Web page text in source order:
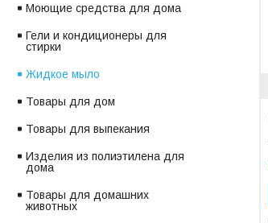
Моющие средства для дома
Гели и кондиционеры для
стирки
Жидкое мыло
Товары для дом
Товары для выпекания
Изделия из полиэтилена для
дома
Товары для домашних
животных